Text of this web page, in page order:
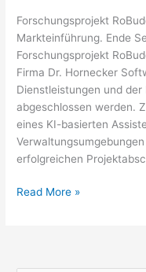
Forschungsprojekt
Markteinführung. Ende
Forschungsprojekt
Firma Dr. Hornecker
Dienstleistungen und
abgeschlossen werden.
eines KI-basierten
erfolgreichen
Erfolgreicher
Read More »